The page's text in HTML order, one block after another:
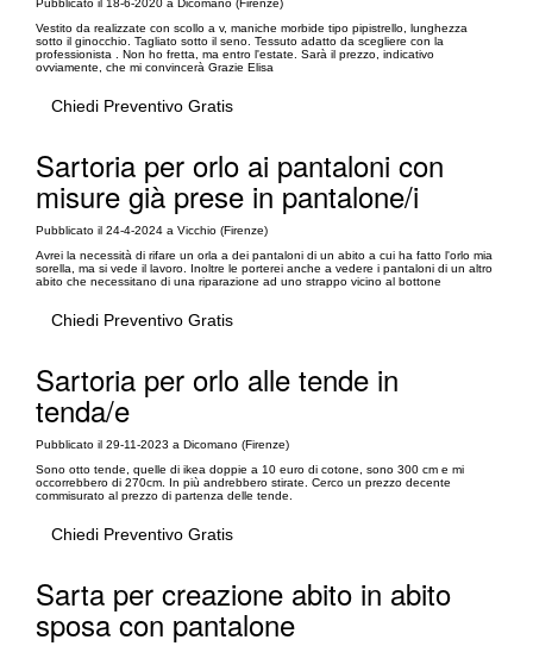
Pubblicato il 18-6-2020 a Dicomano (Firenze)
Vestito da realizzate con scollo a v, maniche morbide tipo pipistrello, lunghezza
sotto il ginocchio. Tagliato sotto il seno. Tessuto adatto da scegliere con la
professionista . Non ho fretta, ma entro l'estate. Sarà il prezzo, indicativo
ovviamente, che mi convincerà Grazie Elisa
Chiedi Preventivo Gratis
Sartoria per orlo ai pantaloni con
misure già prese in pantalone/i
Pubblicato il 24-4-2024 a Vicchio (Firenze)
Avrei la necessità di rifare un orla a dei pantaloni di un abito a cui ha fatto l'orlo mia
sorella, ma si vede il lavoro. Inoltre le porterei anche a vedere i pantaloni di un altro
abito che necessitano di una riparazione ad uno strappo vicino al bottone
Chiedi Preventivo Gratis
Sartoria per orlo alle tende in
tenda/e
Pubblicato il 29-11-2023 a Dicomano (Firenze)
Sono otto tende, quelle di ikea doppie a 10 euro di cotone, sono 300 cm e mi
occorrebbero di 270cm. In più andrebbero stirate. Cerco un prezzo decente
commisurato al prezzo di partenza delle tende.
Chiedi Preventivo Gratis
Sarta per creazione abito in abito
sposa con pantalone